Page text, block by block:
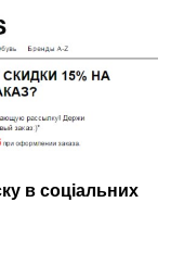
в соціальних